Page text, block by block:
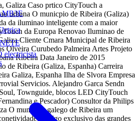
electricista
Galiza Caso prtico CityTouch a
urbana O municpio de Ribeira (Galiza)
da iluminao inteligente com a maior
da Europa Renovao Iluminao de
Cliente Cmara Municipal de Ribeira
Olveira Curubedo Palmeira Artes Projeto
Ribeira Data Janeiro de 2015
de Ribeira (Galiza, Espanha) Carreira
Galiza, Espanha Ilha de Slvora Empresa
Servicios. Alejandro Garca Sendn
Townguide, blocos LED CityTouch
e Pescador) Consultor da Philips
O municpio galego de Ribeira um
no algo exclusivo das grandes